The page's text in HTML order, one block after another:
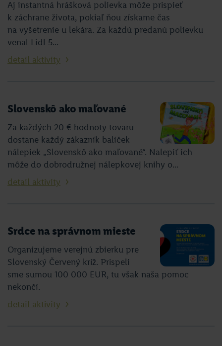
Aj instantná hrášková polievka môže prispieť
k záchrane života, pokiaľ ňou získame čas
na vyšetrenie u lekára. Za každú predanú polievku
venal Lidl 5...
detail aktivity
Slovenskô ako maľované
Za každých 20 € hodnoty tovaru
dostane každý zákazník balíček
nálepiek „Slovenskô ako maľované“. Nalepiť ich
môže do dobrodružnej nálepkovej knihy o...
detail aktivity
Srdce na správnom mieste
Organizujeme verejnú zbierku pre
Slovenský Červený kríž. Prispeli
sme sumou 100 000 EUR, tu však naša pomoc
nekončí.
detail aktivity